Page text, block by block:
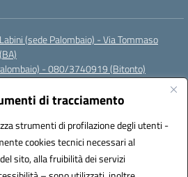
di tracciamento
strumenti di profilazione degli utenti -
cookies tecnici necessari al
sito, alla fruibilità dei servizi
(sede Palombaio) - Via Tommaso
- 080/3740919 (Bitonto)
baic80800a@pec.istruzione.it
Amministrazioni (IPA): istsc_baic80800a
UFK0WW